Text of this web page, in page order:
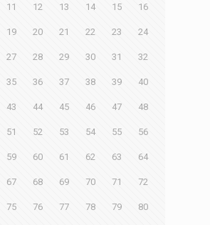
11 12 13 14 15 16
19 20 21 22 23 24
27 28 29 30 31 32
35 36 37 38 39 40
43 44 45 46 47 48
51 52 53 54 55 56
59 60 61 62 63 64
67 68 69 70 71 72
75 76 77 78 79 80